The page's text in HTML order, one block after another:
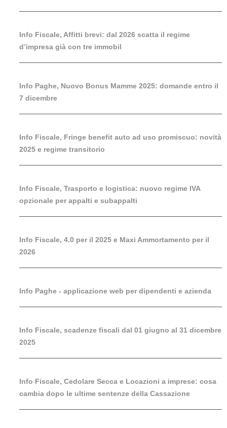
Info Fiscale, Affitti brevi: dal 2026 scatta il regime
d’impresa già con tre immobil
Info Paghe, Nuovo Bonus Mamme 2025: domande entro il
7 dicembre
Info Fiscale, Fringe benefit auto ad uso promiscuo: novità
2025 e regime transitorio
Info Fiscale, Trasporto e logistica: nuovo regime IVA
opzionale per appalti e subappalti
Info Fiscale, 4.0 per il 2025 e Maxi Ammortamento per il
2026
Info Paghe - applicazione web per dipendenti e azienda
Info Fiscale, scadenze fiscali dal 01 giugno al 31 dicembre
2025
Info Fiscale, Cedolare Secca e Locazioni a imprese: cosa
cambia dopo le ultime sentenze della Cassazione